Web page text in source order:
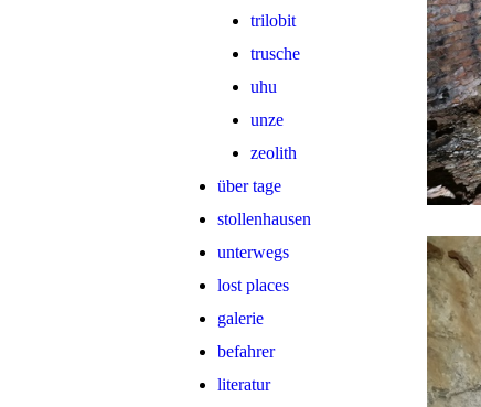
trilobit
trusche
uhu
unze
zeolith
über tage
stollenhausen
unterwegs
lost places
galerie
befahrer
literatur